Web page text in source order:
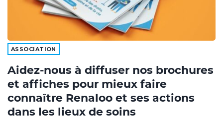
ASSOCIATION
Aidez-nous à diffuser nos brochures
et affiches pour mieux faire
connaître Renaloo et ses actions
dans les lieux de soins